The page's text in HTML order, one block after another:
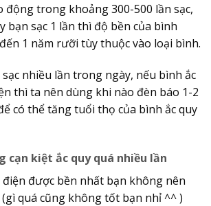
động trong khoảng 300-500 lần sạc,
bạn sạc 1 lần thì độ bền của bình
1 năm rưỡi tùy thuộc vào loại bình.
nhiều lần trong ngày, nếu bình ắc
thì ta nên dùng khi nào đèn báo 1-2
có thể tăng tuổi thọ của bình ắc quy
cạn kiệt ắc quy quá nhiều lần
điện được bền nhất bạn không nên
quá cũng không tốt bạn nhỉ ^^ )